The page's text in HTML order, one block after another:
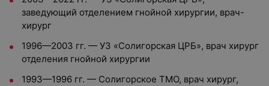
заведующий отделением гнойной хирургии, врач-
хирург
1996—2003 гг. — УЗ «Солигорская ЦРБ», врач хирург
отделения гнойной хирургии
1993—1996 гг. — Солигорское ТМО, врач хирург,